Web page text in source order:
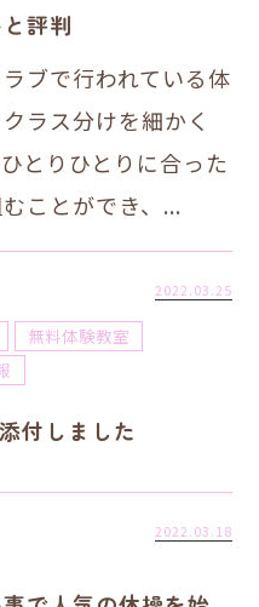
評判
ブで行われている体
ラス分けを細かく
とりひとりに合った
ことができ、...
2022.03.25
無料体験教室
付しました
2022.03.18